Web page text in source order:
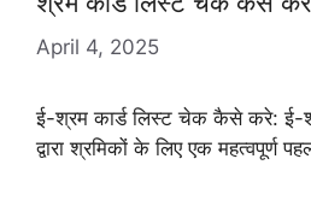
April 4, 2025
ई-श्रम कार्ड लिस्ट चेक कैसे करे: ई-
द्वारा श्रमिकों के लिए एक महत्वपूर्ण